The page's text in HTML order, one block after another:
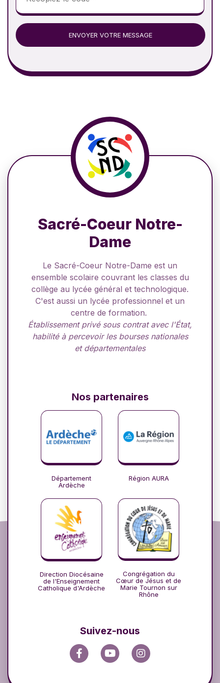
ENVOYER VOTRE MESSAGE
Sacré-Coeur Notre-
Dame
Le Sacré-Coeur Notre-Dame est un
ensemble scolaire couvrant les classes du
collège au lycée général et technologique.
C'est aussi un lycée professionnel et un
centre de formation.
Établissement privé sous contrat avec l'État,
habilité à percevoir les bourses nationales
et départementales
Suivez-nous
Nos partenaires
Département
Ardèche
Région AURA
Direction Diocésaine
de l'Enseignement
Catholique d'Ardèche
Congrégation du
Cœur de Jésus et de
Marie Tournon sur
Rhône